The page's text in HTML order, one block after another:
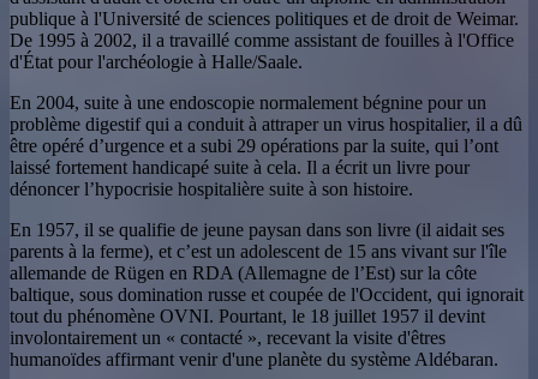
publique à l'Université de sciences politiques et de droit de Weimar.
De 1995 à 2002, il a travaillé comme assistant de fouilles à l'Office
d'État pour l'archéologie à Halle/Saale.
En 2004, suite à une endoscopie normalement bégnine pour un
problème digestif qui a conduit à attraper un virus hospitalier, il a dû
être opéré d’urgence et a subi 29 opérations par la suite, qui l’ont
laissé fortement handicapé suite à cela. Il a écrit un livre pour
dénoncer l’hypocrisie hospitalière suite à son histoire.
En 1957, il se qualifie de jeune paysan dans son livre (il aidait ses
parents à la ferme), et c’est un adolescent de 15 ans vivant sur l'île
allemande de Rügen en RDA (Allemagne de l’Est) sur la côte
baltique, sous domination russe et coupée de l'Occident, qui ignorait
tout du phénomène OVNI. Pourtant, le 18 juillet 1957 il devint
involontairement un « contacté », recevant la visite d'êtres
humanoïdes affirmant venir d'une planète du système Aldébaran.